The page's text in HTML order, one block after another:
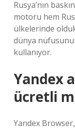
Rusya’nın
motoru hem
ülkelerinde
dünya
kullanıyor.
Yandex
ücretli
Yandex